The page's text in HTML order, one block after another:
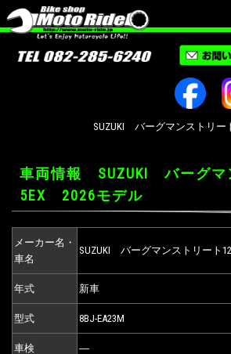
SUZUKI バーグマンストリー
車両情報 SUZUKI バーグマ
5EX 2026モデル
メーカー名・
車名
SUZUKI バーグマンストリート
年式 新車
型式 8BJ-EA23M
車検 ―